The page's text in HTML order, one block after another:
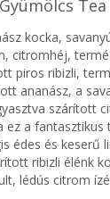
Tea
kocka,
citromhéj,
piros ribizli,
ananász, a
szárított
a fantasztikus
édes és keserű
ribizli élénk
lédús citrom